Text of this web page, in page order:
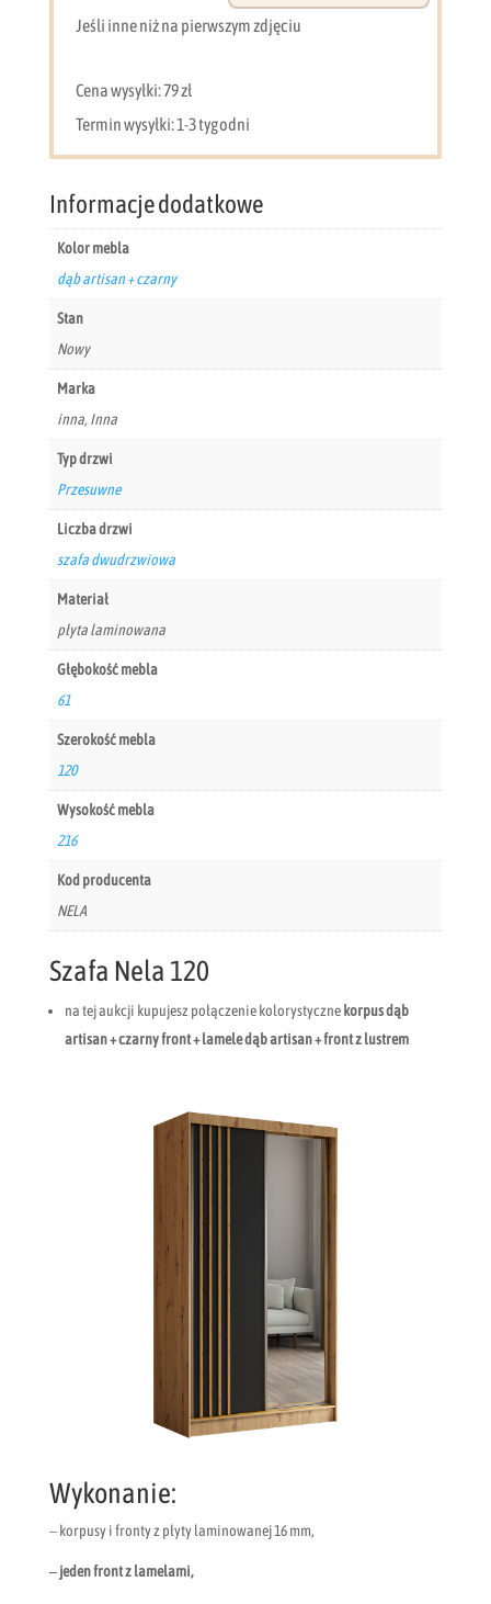
Szafa Nela 120
na tej aukcji kupujesz połączenie kolorystyczne korpus dąb
artisan + czarny front + lamele dąb artisan +front z lustrem
Wykonanie:
– korpusy i fronty z płyty laminowanej 16 mm,
– jeden front z lamelami,
120
dąb
artisan
czarny
NELA120
Jeśli inne niż na pierwszym zdjęciu
Cena wysyłki: 79 zł
Termin wysyłki: 1-3 tygodni
Informacje dodatkowe
Kolor mebla
dąb artisan + czarny
Stan
Nowy
Marka
inna, Inna
Typ drzwi
Przesuwne
Liczba drzwi
szafa dwudrzwiowa
Materiał
płyta laminowana
Głębokość mebla
61
Szerokość mebla
120
Wysokość mebla
216
Kod producenta
NELA